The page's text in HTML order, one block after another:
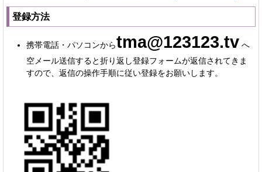
登録方法
携帯電話・パソコンからtma@123123.tv へ
空メール送信すると折り返し登録フォームが返信されてきま
すので、返信の操作手順に従い登録をお願いします。